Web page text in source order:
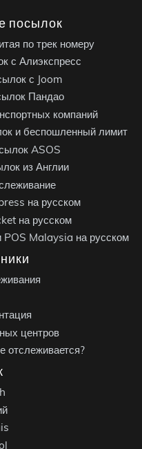
посылок
по трек номеру
с Алиэкспресс
с Joom
Пандао
компаний
и беспошленный лимит
ASOS
из Англии
на русском
на русском
Malaysia на русском
центров
отслеживается?